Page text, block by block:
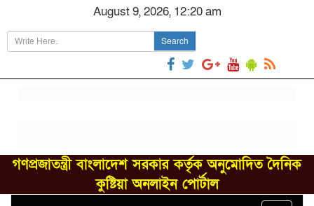
August 9, 2026, 12:20 am
Search
গণপ্রজাতন্ত্রী বাংলাদেশ সরকার কর্তৃক অনুমোদিত দৈনিক
কুষ্টিয়া অনলাইন পোর্টাল